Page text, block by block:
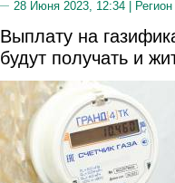
28 Июня 2023, 12:34 |
Выплату на
будут получать и